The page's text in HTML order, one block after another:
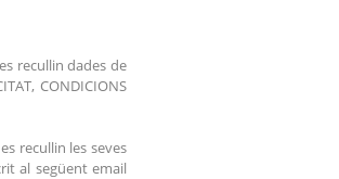
recullin dades de
CONDICIONS
recullin les seves
al següent email